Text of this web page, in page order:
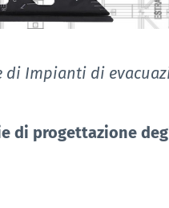
di Impianti di
di progettazione